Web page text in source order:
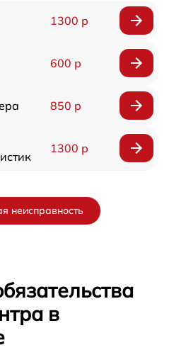
1300 р
600 р
850 р
1300 р
неисправность
в